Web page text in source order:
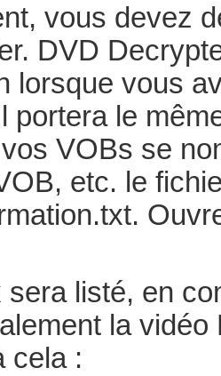
vous devez
DVD
lorsque vous
portera le
VOBs se
etc. le
sera listé, en
la
cela :